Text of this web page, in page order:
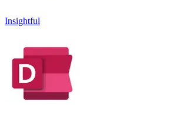
Insightful